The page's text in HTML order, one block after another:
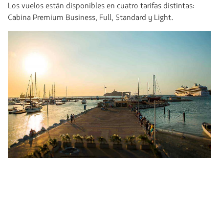
Los vuelos están disponibles en cuatro tarifas distintas:
Cabina Premium Business, Full, Standard y Light.